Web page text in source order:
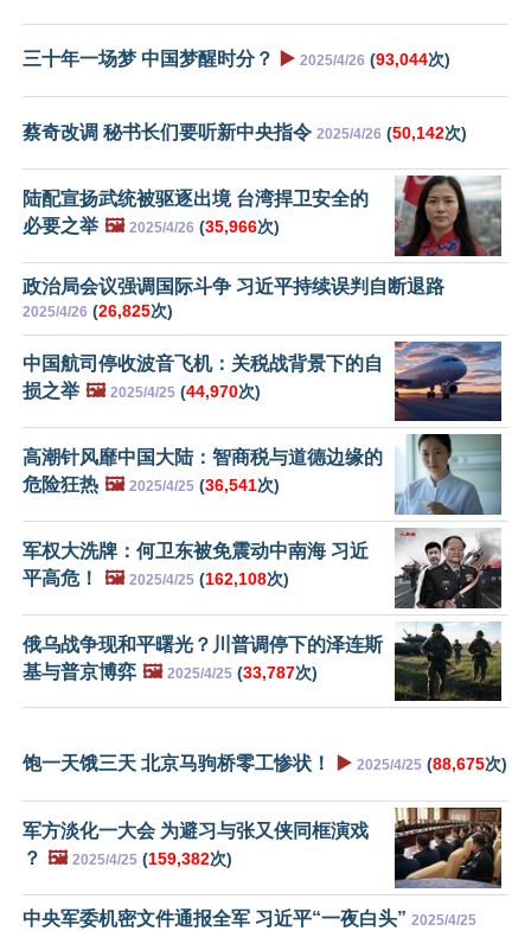
三十年一场梦 中国梦醒时分？ ▶️ 2025/4/26 (93,044次)
蔡奇改调 秘书长们要听新中央指令 2025/4/26 (50,142次)
陆配宣扬武统被驱逐出境 台湾捍卫安全的
必要之举 🖼️ 2025/4/26 (35,966次)
政治局会议强调国际斗争 习近平持续误判自断退路
2025/4/26 (26,825次)
中国航司停收波音飞机：关税战背景下的自
损之举 🖼️ 2025/4/25 (44,970次)
高潮针风靡中国大陆：智商税与道德边缘的
危险狂热 🖼️ 2025/4/25 (36,541次)
军权大洗牌：何卫东被免震动中南海 习近
平高危！
🖼️ 2025/4/25 (162,108次)
俄乌战争现和平曙光？川普调停下的泽连斯
基与普京博弈 🖼️ 2025/4/25 (33,787次)
饱一天饿三天 北京马驹桥零工惨状！ ▶️ 2025/4/25 (88,675次)
军方淡化一大会 为避习与张又侠同框演戏
？ 🖼️ 2025/4/25 (159,382次)
中央军委机密文件通报全军 习近平“一夜白头” 2025/4/25